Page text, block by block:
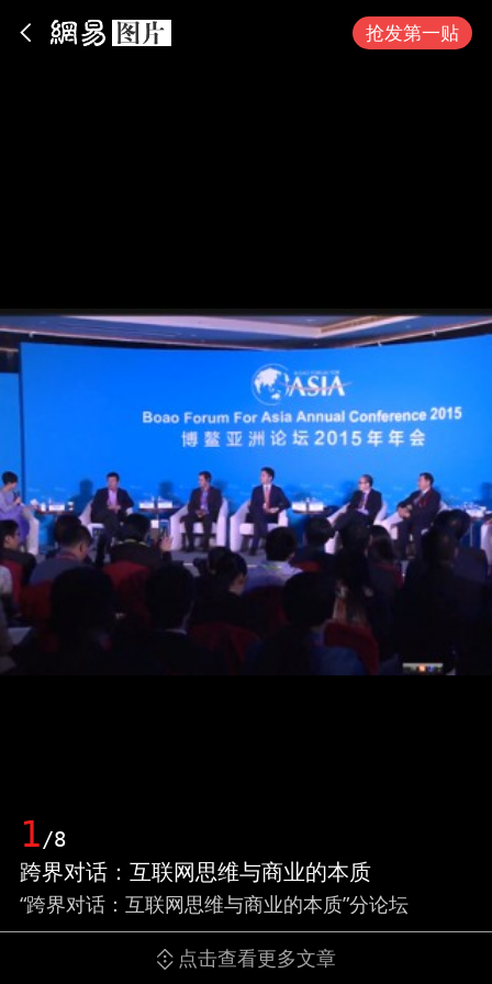
抢发第一贴
1/8
跨界对话：互联网思维与商业的本质
“跨界对话：互联网思维与商业的本质”分论坛
点击查看更多文章